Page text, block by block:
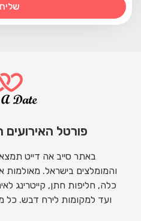
פורטל
באתר סייב אה דייט
והמומלצים בישראל. מאולמות
כלה, חליפות חתן, קייטרינג
ועד למקומות לירח דבש. כל